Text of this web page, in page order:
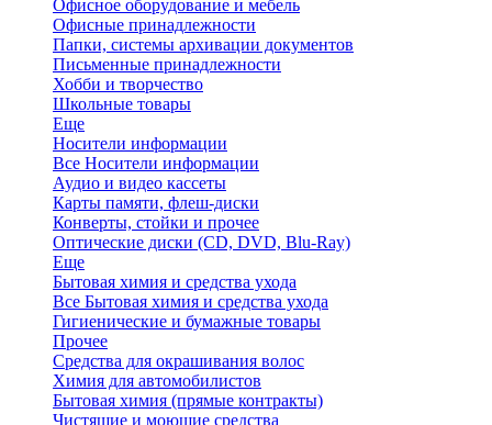
Офисное оборудование и мебель
Офисные принадлежности
Папки, системы архивации документов
Письменные принадлежности
Хобби и творчество
Школьные товары
Еще
Носители информации
Все Носители информации
Аудио и видео кассеты
Карты памяти, флеш-диски
Конверты, стойки и прочее
Оптические диски (CD, DVD, Blu-Ray)
Еще
Бытовая химия и средства ухода
Все Бытовая химия и средства ухода
Гигиенические и бумажные товары
Прочее
Средства для окрашивания волос
Химия для автомобилистов
Бытовая химия (прямые контракты)
Чистящие и моющие средства